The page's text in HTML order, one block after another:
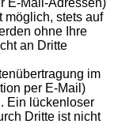
E-Mail-Adressen)
möglich, stets auf
ohne Ihre
an Dritte
im
per E-Mail)
Ein lückenloser
Dritte ist nicht